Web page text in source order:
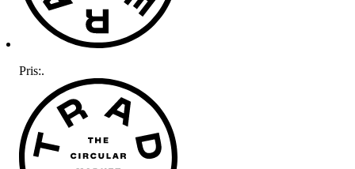
Pris:.